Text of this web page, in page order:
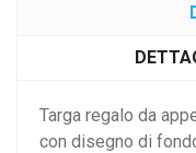
Targa regalo da
con disegno di